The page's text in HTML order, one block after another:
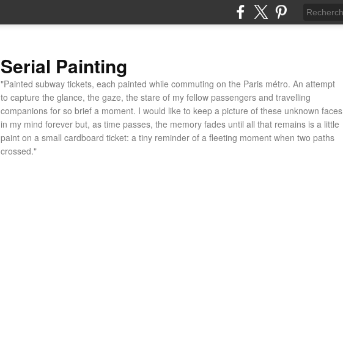
Serial Painting
"Painted subway tickets, each painted while commuting on the Paris métro. An attempt
to capture the glance, the gaze, the stare of my fellow passengers and travelling
companions for so brief a moment. I would like to keep a picture of these unknown faces
in my mind forever but, as time passes, the memory fades until all that remains is a little
paint on a small cardboard ticket: a tiny reminder of a fleeting moment when two paths
crossed."